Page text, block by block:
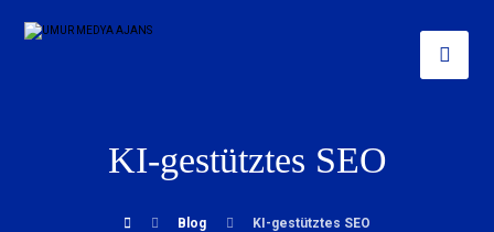
KI-gestütztes SEO
Blog KI-gestütztes SEO